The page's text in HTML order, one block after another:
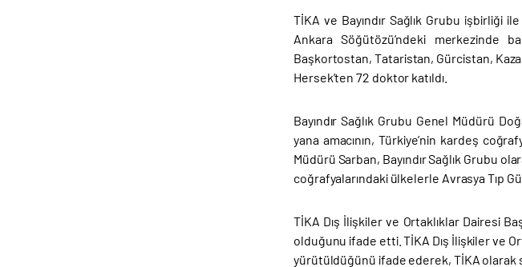
TİKA ve Bayındır Sağlık Grubu işbirliği
Ankara Söğütözü’ndeki merkezinde
Başkortostan, Tataristan, Gürcistan,
Hersek’ten 72 doktor katıldı.
Bayındır Sağlık Grubu Genel Müdürü
yana amacının, Türkiye’nin kardeş
Müdürü Sarban, Bayındır Sağlık Grubu
coğrafyalarındaki ülkelerle Avrasya Tıp
TİKA Dış İlişkiler ve Ortaklıklar Dairesi
olduğunu ifade etti. TİKA Dış İlişkiler ve
yürütüldüğünü ifade ederek, TİKA olarak